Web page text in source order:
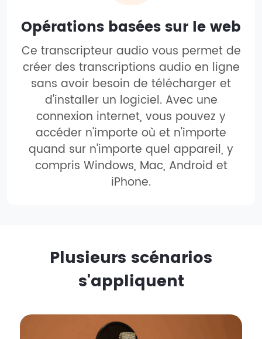
Opérations basées sur le web
Ce transcripteur audio vous permet de
créer des transcriptions audio en ligne
sans avoir besoin de télécharger et
d'installer un logiciel. Avec une
connexion internet, vous pouvez y
accéder n'importe où et n'importe
quand sur n'importe quel appareil, y
compris Windows, Mac, Android et
iPhone.
Plusieurs scénarios
s'appliquent